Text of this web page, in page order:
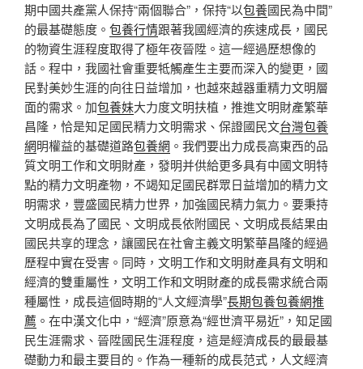
期中國共產黨人保持“兩個聯合”，保持“以包養國民為中間”
的最基礎態度。 包養行情跟著我國經濟的疾速成長，國民
的物資生涯程度取得了極年夜晉陞。這一經過歷想像的
話。程中，我國社會重要牴觸產生主要而深入的變更，國
民對美妙生涯的向往日益增加，也越來越器重精力文明層
面的需求。加包養妹大力度文明扶植，推進文明財產繁華
昌隆，恰是知足國民精力文明需求、保證國民文台灣包養
網明權益的基礎道路包養網 。我們要出力成長高東西的品
質文明工作和文明財產，發明并供給更多具有中國文明特
點的精力文明產物，不竭知足國民群眾日益增加的精力文
明需求，豐盛國民精力世界，加強國民精力氣力。要秉持
文明成長為了國民、文明成長依附國民、文明成長結果由
國民共享的理念，讓國民在社會主義文明繁華昌隆的經過
歷程中實在受害。同時，文明工作和文明財產具有文明和
經濟的雙重屬性，文明工作和文明財產的成長需求統合兩
種屬性，成長這個時期的“人文經濟學”長期包養包養網推
薦 。在中漢文化中，“經濟”原意為“經世濟平易近”，知足國
民生涯需求、晉陞國民生涯程度，這是經濟成長的最最基
礎動力和最主要目的。作為一種新的成長范式，人文經濟